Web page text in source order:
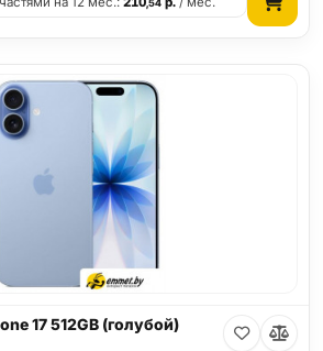
,54
17 512GB (голубой)